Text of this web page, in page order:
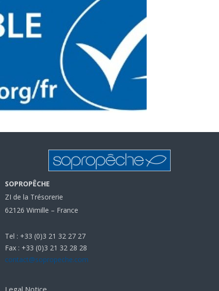
SOPROPÊCHE
ZI de la Trésorerie
62126 Wimille – France
Tel : +33 (0)3 21 32 27 27
Fax : +33 (0)3 21 32 28 28
contact@sopropeche.com